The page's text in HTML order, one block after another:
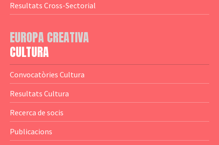
— Altres Guies
— Presentacions
— Estudis
Resultats Cross-Sectorial
EUROPA CREATIVA
CULTURA
Convocatòries Cultura
Resultats Cultura
Recerca de socis
Publicacions